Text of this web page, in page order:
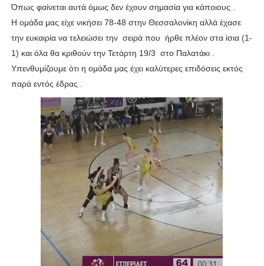
Όπως φαίνεται αυτά όμως δεν έχουν σημασία για κάποιους .
Η ομάδα μας είχε νικήσει 78-48 στην Θεσσαλονίκη αλλά έχασε
την ευκαιρία να τελειώσει την σειρά που ήρθε πλέον στα ίσια (1-
1) και όλα θα κριθούν την Τετάρτη 19/3 στο Παλατάκι .
Υπενθυμίζουμε ότι η ομάδα μας έχει καλύτερες επιδόσεις εκτός
παρά εντός έδρας .